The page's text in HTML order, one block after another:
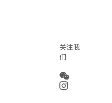
关注我
们